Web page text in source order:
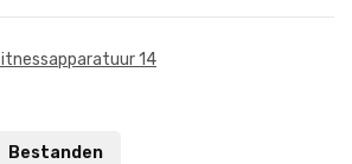
14
Bestanden